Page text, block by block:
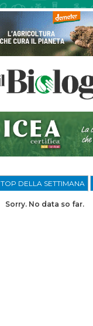
TOP DELLA SETTIMANA
Sorry. No data so far.